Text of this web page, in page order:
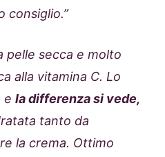
consiglio.”
pelle secca e molto
alla vitamina C. Lo
e la differenza si vede,
tanto da
la crema. Ottimo